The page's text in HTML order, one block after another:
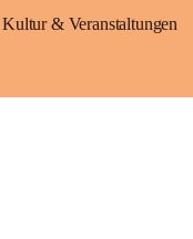
Kultur & Veranstaltungen